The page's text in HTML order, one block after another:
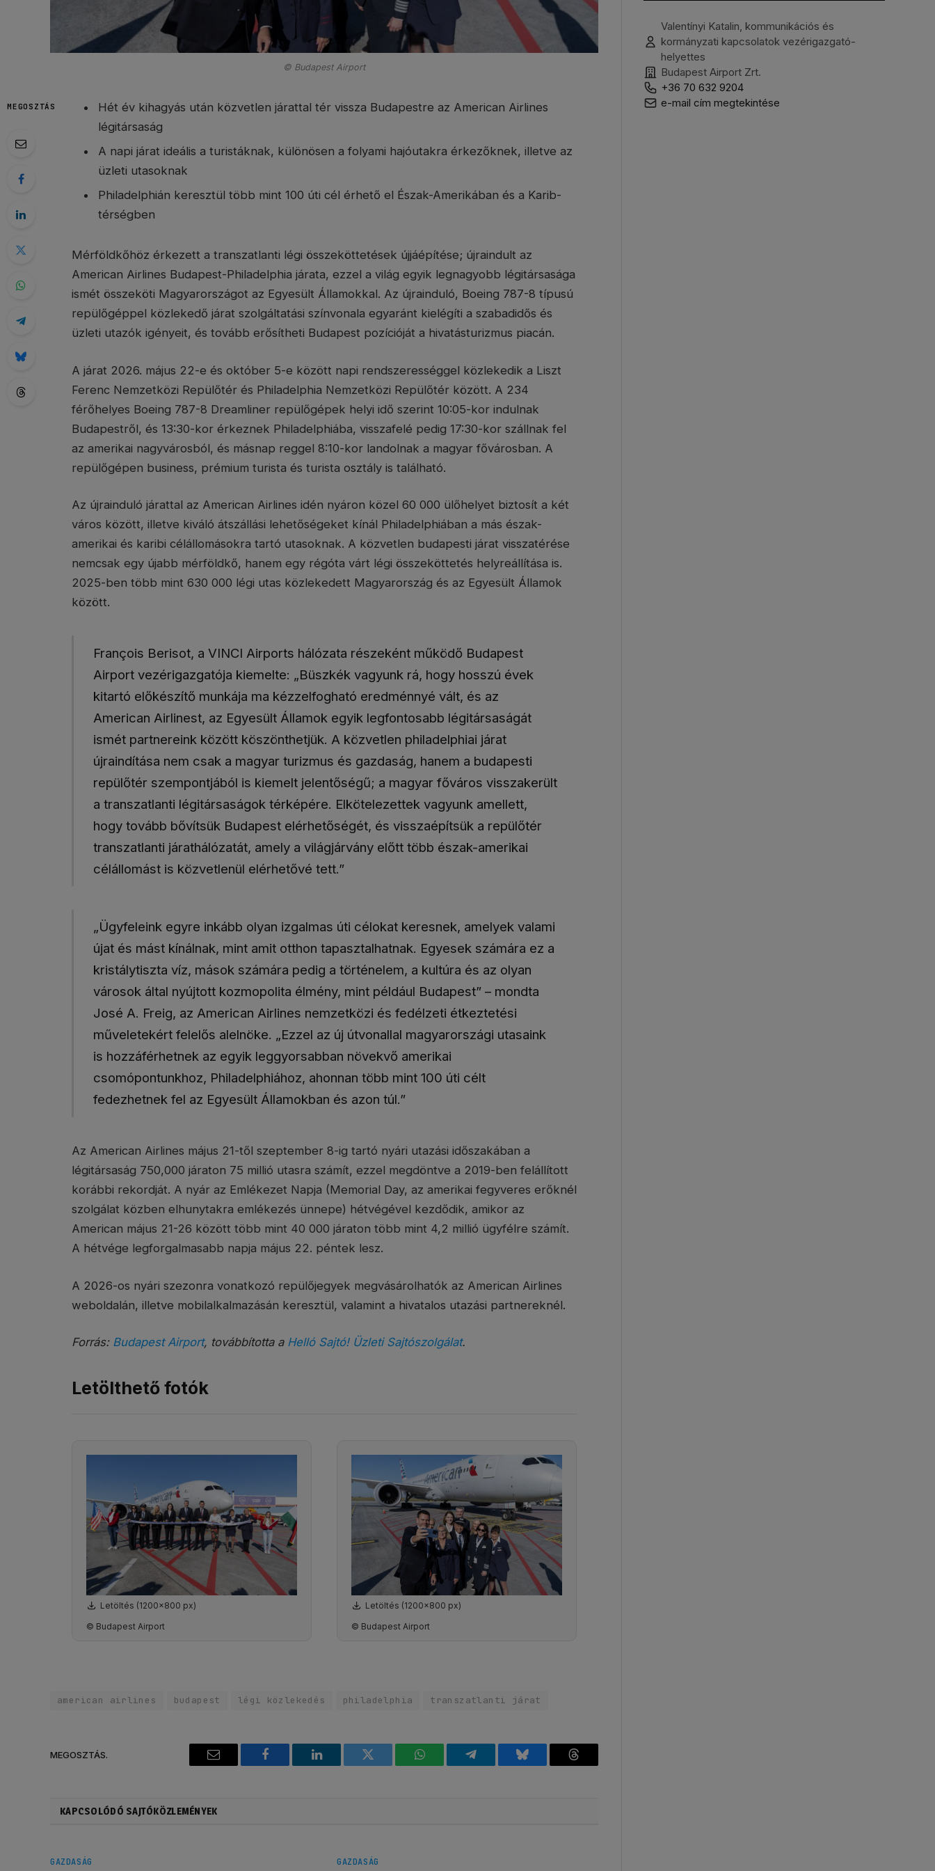
© Budapest Airport
MEGOSZTÁS
Hét év kihagyás után közvetlen járattal tér vissza Budapestre az American Airlines
légitársaság
A napi járat ideális a turistáknak, különösen a folyami hajóutakra érkezőknek, illetve az
üzleti utasoknak
Philadelphián keresztül több mint 100 úti cél érhető el Észak-Amerikában és a Karib-
térségben
Mérföldkőhöz érkezett a transzatlanti légi összeköttetések újjáépítése; újraindult az
American Airlines Budapest-Philadelphia járata, ezzel a világ egyik legnagyobb légitársasága
ismét összeköti Magyarországot az Egyesült Államokkal. Az újrainduló, Boeing 787-8 típusú
repülőgéppel közlekedő járat szolgáltatási színvonala egyaránt kielégíti a szabadidős és
üzleti utazók igényeit, és tovább erősítheti Budapest pozícióját a hivatásturizmus piacán.
A járat 2026. május 22-e és október 5-e között napi rendszerességgel közlekedik a Liszt
Ferenc Nemzetközi Repülőtér és Philadelphia Nemzetközi Repülőtér között. A 234
férőhelyes Boeing 787-8 Dreamliner repülőgépek helyi idő szerint 10:05-kor indulnak
Budapestről, és 13:30-kor érkeznek Philadelphiába, visszafelé pedig 17:30-kor szállnak fel
az amerikai nagyvárosból, és másnap reggel 8:10-kor landolnak a magyar fővárosban. A
repülőgépen business, prémium turista és turista osztály is található.
Az újrainduló járattal az American Airlines idén nyáron közel 60 000 ülőhelyet biztosít a két
város között, illetve kiváló átszállási lehetőségeket kínál Philadelphiában a más észak-
amerikai és karibi célállomásokra tartó utasoknak. A közvetlen budapesti járat visszatérése
nemcsak egy újabb mérföldkő, hanem egy régóta várt légi összeköttetés helyreállítása is.
2025-ben több mint 630 000 légi utas közlekedett Magyarország és az Egyesült Államok
között.
François Berisot, a VINCI Airports hálózata részeként működő Budapest
Airport vezérigazgatója kiemelte: „Büszkék vagyunk rá, hogy hosszú évek
kitartó előkészítő munkája ma kézzelfogható eredménnyé vált, és az
American Airlinest, az Egyesült Államok egyik legfontosabb légitársaságát
ismét partnereink között köszönthetjük. A közvetlen philadelphiai járat
újraindítása nem csak a magyar turizmus és gazdaság, hanem a budapesti
repülőtér szempontjából is kiemelt jelentőségű; a magyar főváros visszakerült
a transzatlanti légitársaságok térképére. Elkötelezettek vagyunk amellett,
hogy tovább bővítsük Budapest elérhetőségét, és visszaépítsük a repülőtér
transzatlanti járathálózatát, amely a világjárvány előtt több észak-amerikai
célállomást is közvetlenül elérhetővé tett.”
„Ügyfeleink egyre inkább olyan izgalmas úti célokat keresnek, amelyek valami
újat és mást kínálnak, mint amit otthon tapasztalhatnak. Egyesek számára ez a
kristálytiszta víz, mások számára pedig a történelem, a kultúra és az olyan
városok által nyújtott kozmopolita élmény, mint például Budapest” – mondta
José A. Freig, az American Airlines nemzetközi és fedélzeti étkeztetési
műveletekért felelős alelnöke. „Ezzel az új útvonallal magyarországi utasaink
is hozzáférhetnek az egyik leggyorsabban növekvő amerikai
csomópontunkhoz, Philadelphiához, ahonnan több mint 100 úti célt
fedezhetnek fel az Egyesült Államokban és azon túl.”
Az American Airlines május 21-től szeptember 8-ig tartó nyári utazási időszakában a
légitársaság 750,000 járaton 75 millió utasra számít, ezzel megdöntve a 2019-ben felállított
korábbi rekordját. A nyár az Emlékezet Napja (Memorial Day, az amerikai fegyveres erőknél
szolgálat közben elhunytakra emlékezés ünnepe) hétvégével kezdődik, amikor az
American május 21-26 között több mint 40 000 járaton több mint 4,2 millió ügyfélre számít.
A hétvége legforgalmasabb napja május 22. péntek lesz.
A 2026-os nyári szezonra vonatkozó repülőjegyek megvásárolhatók az American Airlines
weboldalán, illetve mobilalkalmazásán keresztül, valamint a hivatalos utazási partnereknél.
Forrás: Budapest Airport, továbbította a Helló Sajtó! Üzleti Sajtószolgálat.
Letölthető fotók
Letöltés (1200x800 px)
© Budapest Airport
Letöltés (1200x800 px)
© Budapest Airport
american airlines budapest légi közlekedés philadelphia transzatlanti járat
MEGOSZTÁS.
Email Facebook LinkedIn Twitter WhatsAppTelegram Bluesky Threads
KAPCSOLÓDÓ SAJTÓKÖZLEMÉNYEK
GAZDASÁG GAZDASÁG
Valentínyi Katalin, kommunikációs és
kormányzati kapcsolatok vezérigazgató-
helyettes
Budapest Airport Zrt.
+36 70 632 9204
e-mail cím megtekintése